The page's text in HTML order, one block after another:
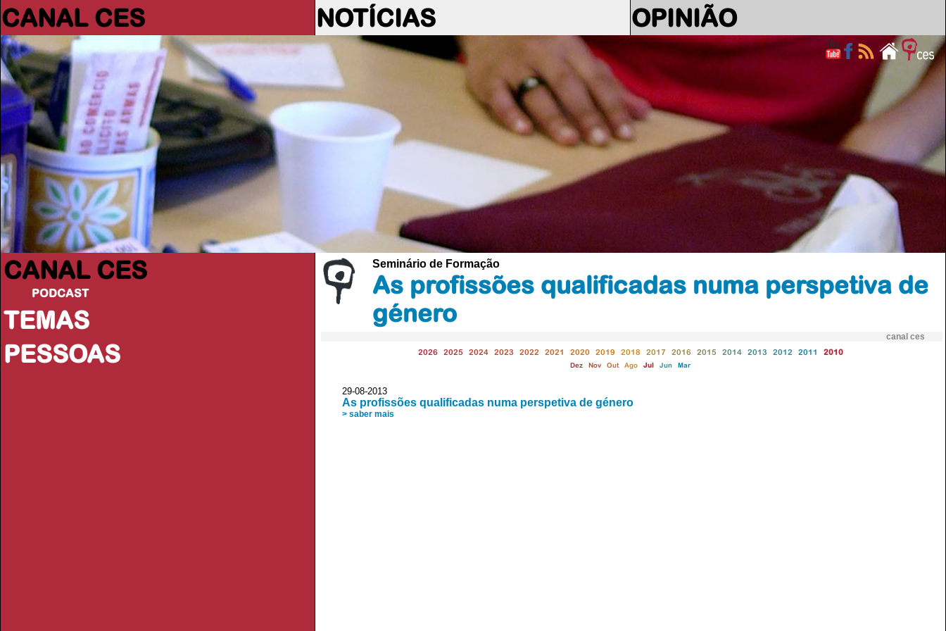
CANAL CES NOTÍCIAS OPINIÃO
CANAL CES
PODCAST
TEMAS
PESSOAS
Seminário de Formação
As profissões qualificadas numa perspetiva de
género
canal ces
2026 2025 2024 2023 2022 2021 2020 2019 2018 2017 2016 2015 2014 2013 2012 2011 2010
Dez Nov Out Ago Jul Jun Mar
29-08-2013
As profissões qualificadas numa perspetiva de género
> saber mais